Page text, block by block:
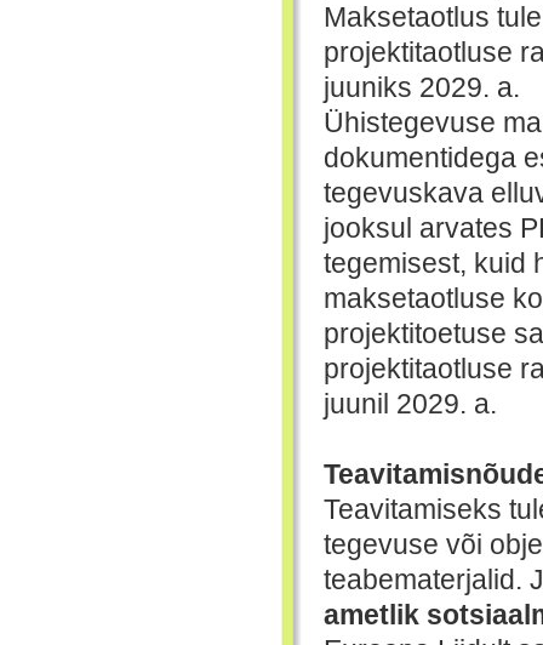
Maksetaotlus
projektitaotluse
juuniks 2029. a.
Ühistegevuse
dokumentidega
tegevuskava
jooksul arvates
tegemisest, kuid
maksetaotluse
projektitoetuse
projektitaotluse
juunil 2029. a.
Teavitamiseks
tegevuse või
teabematerjalid.
ametlik